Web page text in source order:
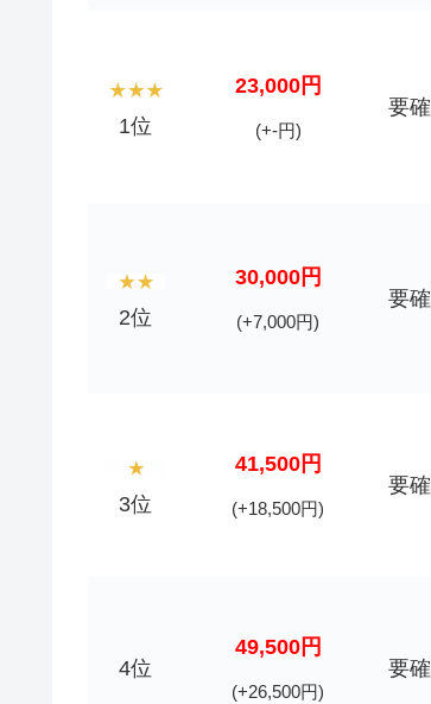
1位
23,000円
(+-円)
要
2位
30,000円
(+7,000円)
要
3位
41,500円
(+18,500円)
要
4位
49,500円
(+26,500円)
要